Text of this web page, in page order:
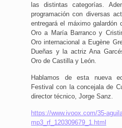
las distintas categorías.
programación con diversas
entregará el máximo
Oro a María Barranco y
Oro internacional a Eugène
Dueñas y la actriz Ana
Oro de Castilla y León.
Hablamos de esta nueva
Festival con la concejala de
director técnico, Jorge Sanz.
https://www.ivoox.com/35-
mp3_rf_120309679_1.html